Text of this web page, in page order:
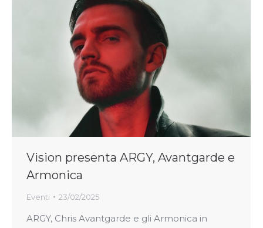
Vision presenta ARGY, Avantgarde e
Armonica
Eventi 23/02/2025
ARGY, Chris Avantgarde e gli Armonica in